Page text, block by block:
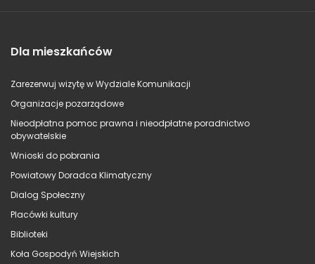
Dla mieszkańców
Zarezerwuj wizytę w Wydziale Komunikacji
Organizacje pozarządowe
Nieodpłatna pomoc prawna i nieodpłatne poradnictwo
obywatelskie
Wnioski do pobrania
Powiatowy Doradca Klimatyczny
Dialog Społeczny
Placówki kultury
Biblioteki
Koła Gospodyń Wiejskich